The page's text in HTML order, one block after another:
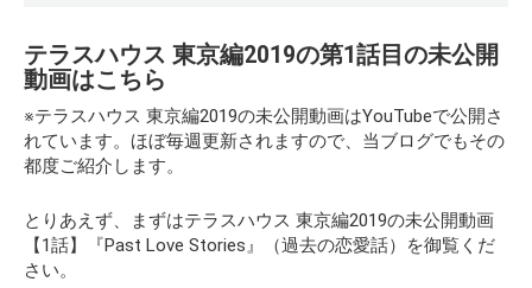
テラスハウス 東京編2019の第1話目の未公開
動画はこちら
※テラスハウス 東京編2019の未公開動画はYouTubeで公開さ
れています。ほぼ毎週更新されますので、当ブログでもその
都度ご紹介します。
とりあえず、まずはテラスハウス 東京編2019の未公開動画
【1話】『Past Love Stories』（過去の恋愛話）
を御覧くだ
さい。